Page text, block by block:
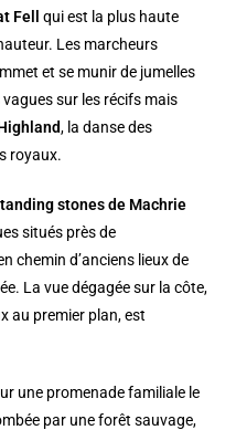
Fell
qui est la plus haute
Les marcheurs
et se munir de jumelles
sur les récifs mais
, la danse des
royaux.
stones de Machrie
situés près de
chemin d’anciens lieux de
La vue dégagée sur la côte,
au premier plan, est
une promenade familiale le
par une forêt sauvage,